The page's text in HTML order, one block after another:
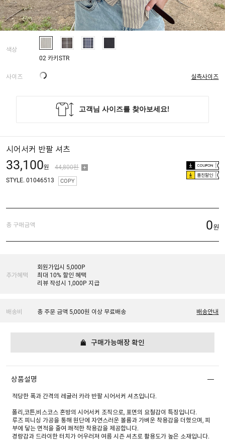
색상
02 카키STR
사이즈 실측사이즈
시어서커 반팔 셔츠
33,100원 44,800원
플친할인
STYLE. 01046513 COPY
총 구매금액 0원
추가혜택
회원가입시 5,000P
최대 10% 할인 혜택
리뷰 작성시 1,000P 지급
배송비 총 주문 금액 5,000원 이상 무료배송 배송안내
구매가능매장 확인
상품설명
적당한 폭과 간격의 레귤러 카라 반팔 시어서커 셔츠입니다.
폴리,코튼,비스코스 혼방의 시어서커 조직으로, 표면의 요철감이 특징입니다.
루즈 피니싱 가공을 통해 원단에 자연스러운 볼륨과 가벼운 착용감을 더했으며, 피
부에 닿는 면적을 줄여 쾌적한 착용감을 제공합니다.
경량감과 드라이한 터치가 어우러져 여름 시즌 셔츠로 활용도가 높은 소재입니다.